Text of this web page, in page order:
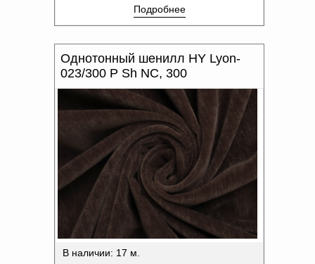
Подробнее
Однотонный шенилл HY Lyon-
023/300 P Sh NC, 300
В наличии: 17 м.